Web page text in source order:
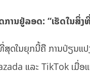
ານຢູ່ລອດ: “ເຮັດໃນສິ່ງທີ່
ດໃນຍຸກນີ້ຄື ການປ່ຽນແ
ແລະ TikTok ເມື່